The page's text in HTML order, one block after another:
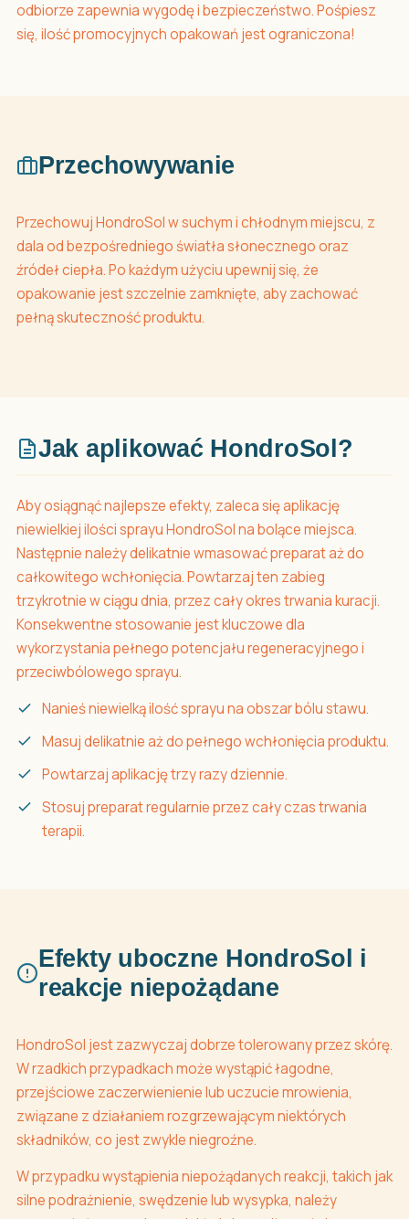
odbiorze zapewnia wygodę i bezpieczeństwo. Pośpiesz
się, ilość promocyjnych opakowań jest ograniczona!
Przechowywanie
Przechowuj HondroSol w suchym i chłodnym miejscu, z
dala od bezpośredniego światła słonecznego oraz
źródeł ciepła. Po każdym użyciu upewnij się, że
opakowanie jest szczelnie zamknięte, aby zachować
pełną skuteczność produktu.
Jak aplikować HondroSol?
Aby osiągnąć najlepsze efekty, zaleca się aplikację
niewielkiej ilości sprayu HondroSol na bolące miejsca.
Następnie należy delikatnie wmasować preparat aż do
całkowitego wchłonięcia. Powtarzaj ten zabieg
trzykrotnie w ciągu dnia, przez cały okres trwania kuracji.
Konsekwentne stosowanie jest kluczowe dla
wykorzystania pełnego potencjału regeneracyjnego i
przeciwbólowego sprayu.
Nanieś niewielką ilość sprayu na obszar bólu stawu.
Masuj delikatnie aż do pełnego wchłonięcia produktu.
Powtarzaj aplikację trzy razy dziennie.
Stosuj preparat regularnie przez cały czas trwania
terapii.
Efekty uboczne HondroSol i
reakcje niepożądane
HondroSol jest zazwyczaj dobrze tolerowany przez skórę.
W rzadkich przypadkach może wystąpić łagodne,
przejściowe zaczerwienienie lub uczucie mrowienia,
związane z działaniem rozgrzewającym niektórych
składników, co jest zwykle niegroźne.
W przypadku wystąpienia niepożądanych reakcji, takich jak
silne podrażnienie, swędzenie lub wysypka, należy